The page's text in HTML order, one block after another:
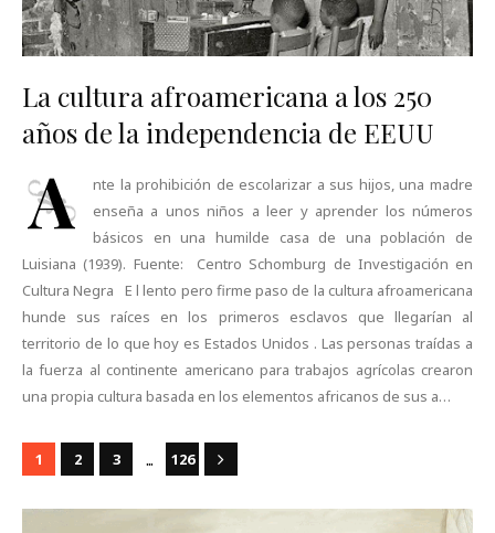
La cultura afroamericana a los 250
años de la independencia de EEUU
A
nte la prohibición de escolarizar a sus hijos, una madre
enseña a unos niños a leer y aprender los números
básicos en una humilde casa de una población de
Luisiana (1939). Fuente: Centro Schomburg de Investigación en
Cultura Negra E l lento pero firme paso de la cultura afroamericana
hunde sus raíces en los primeros esclavos que llegarían al
territorio de lo que hoy es Estados Unidos . Las personas traídas a
la fuerza al continente americano para trabajos agrícolas crearon
una propia cultura basada en los elementos africanos de sus a…
1 2 3 ... 126